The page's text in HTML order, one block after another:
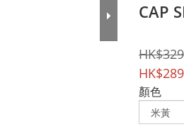
CAP
顏色